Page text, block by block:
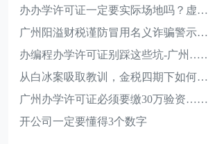
办办学许可证一定要实际场地吗？虚
广州阳溢财税谨防冒用名义诈骗警示
办编程办学许可证别踩这些坑-广州
从白冰案吸取教训，金税四期下如何
广州办学许可证必须要缴30万验资……
开公司一定要懂得3个数字